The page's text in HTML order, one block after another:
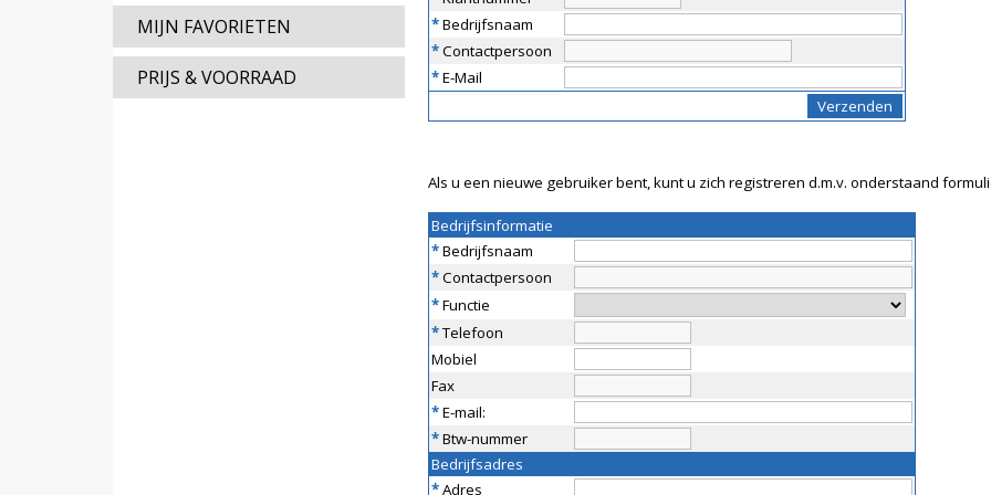
MIJN FAVORIETEN
PRIJS & VOORRAAD
*Bedrijfsnaam
*Contactpersoon
*E-Mail
Als u een nieuwe gebruiker bent, kunt u zich registreren d.m.v. onderstaand
Bedrijfsinformatie
*Bedrijfsnaam
*Contactpersoon
*Functie
*Telefoon
Mobiel
Fax
*E-mail:
*Btw-nummer
Bedrijfsadres
*Adres